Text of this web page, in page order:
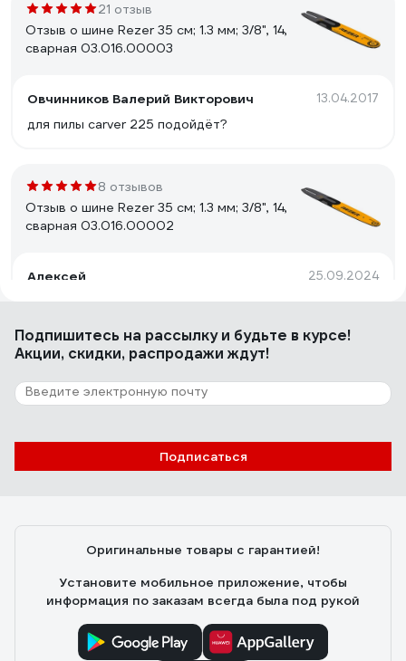
21 отзыв
Отзыв о шине Rezer 35 см; 1.3 мм; 3/8", 14,
сварная 03.016.00003
Овчинников Валерий Викторович 13.04.2017
для пилы carver 225 подойдёт?
8 отзывов
Отзыв о шине Rezer 35 см; 1.3 мм; 3/8", 14,
сварная 03.016.00002
Алексей 25.09.2024
Отличные шины, хорошо ходят. Давно ими пользуюсь
11 отзывов
Отзыв о шине Rezer 03.016.00006
Подпишитесь на рассылкуи будьте в курсе!
Акции, скидки, распродажи ждут!
Подписаться
Оригинальные товары с гарантией!
Установите мобильное приложение, чтобы
информация по заказам всегда была под рукой